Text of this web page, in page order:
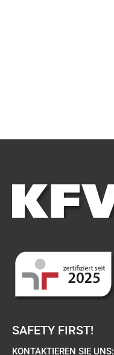
SAFETY FIRST!
KONTAKTIEREN SIE UNS: